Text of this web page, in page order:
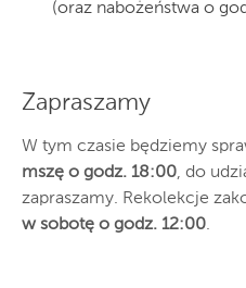
(oraz nabożeństwa o
Zapraszamy
W tym czasie będziemy
mszę o godz. 18:00, do
zapraszamy. Rekolekcje
w sobotę o godz. 12:00.